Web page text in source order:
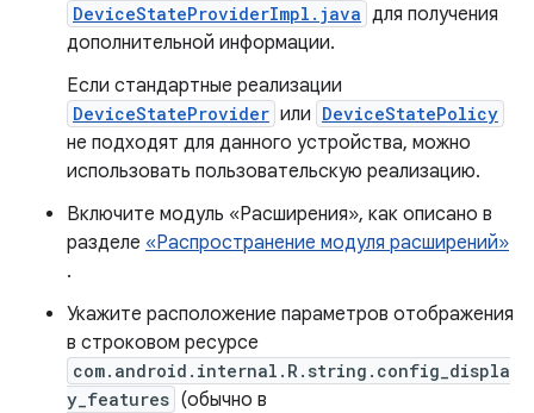
DeviceStateProviderImpl.java для получения
дополнительной информации.
Если стандартные реализации
DeviceStateProvider или DeviceStatePolicy
не подходят для данного устройства, можно
использовать пользовательскую реализацию.
Включите модуль «Расширения», как описано в
разделе «Распространение модуля расширений»
.
Укажите расположение параметров отображения
в строковом ресурсе
com.android.internal.R.string.config_displa
y_features (обычно в